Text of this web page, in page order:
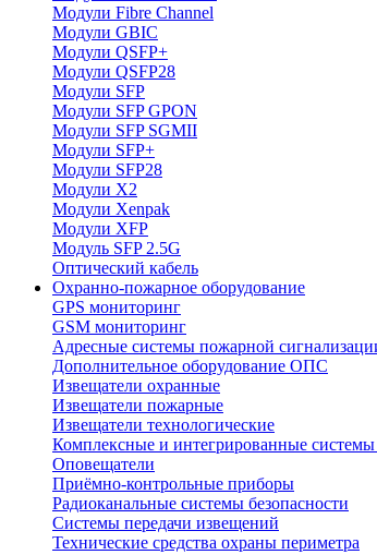
Модули Fibre Channel
Модули GBIC
Модули QSFP+
Модули QSFP28
Модули SFP
Модули SFP GPON
Модули SFP SGMII
Модули SFP+
Модули SFP28
Модули X2
Модули Xenpak
Модули XFP
Модуль SFP 2.5G
Оптический кабель
Охранно-пожарное оборудование
GPS мониторинг
GSM мониторинг
Адресные системы пожарной
Дополнительное оборудование ОПС
Извещатели охранные
Извещатели пожарные
Извещатели технологические
Комплексные и интегрированные системы
Оповещатели
Приёмно-контрольные приборы
Радиоканальные системы безопасности
Системы передачи извещений
Технические средства охраны периметра